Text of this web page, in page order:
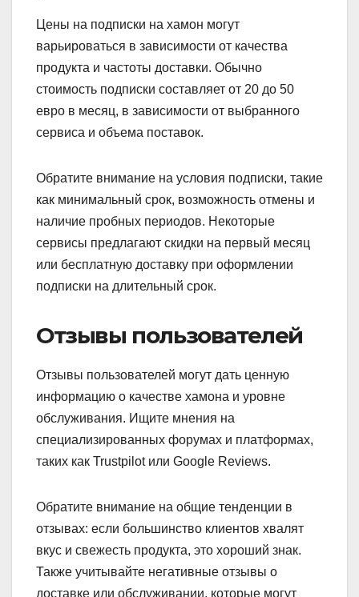
Цены на подписки на хамон могут
варьироваться в зависимости от качества
продукта и частоты доставки. Обычно
стоимость подписки составляет от 20 до 50
евро в месяц, в зависимости от выбранного
сервиса и объема поставок.
Обратите внимание на условия подписки, такие
как минимальный срок, возможность отмены и
наличие пробных периодов. Некоторые
сервисы предлагают скидки на первый месяц
или бесплатную доставку при оформлении
подписки на длительный срок.
Отзывы пользователей
Отзывы пользователей могут дать ценную
информацию о качестве хамона и уровне
обслуживания. Ищите мнения на
специализированных форумах и платформах,
таких как Trustpilot или Google Reviews.
Обратите внимание на общие тенденции в
отзывах: если большинство клиентов хвалят
вкус и свежесть продукта, это хороший знак.
Также учитывайте негативные отзывы о
доставке или обслуживании, которые могут